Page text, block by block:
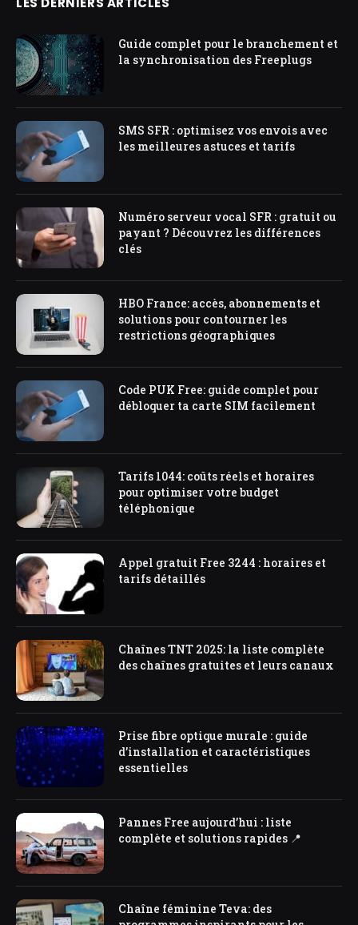
Guide complet pour le branchement et
la synchronisation des Freeplugs
SMS SFR : optimisez vos envois avec
les meilleures astuces et tarifs
Numéro serveur vocal SFR : gratuit ou
payant ? Découvrez les différences
clés
HBO France: accès, abonnements et
solutions pour contourner les
restrictions géographiques
Code PUK Free: guide complet pour
débloquer ta carte SIM facilement
Tarifs 1044: coûts réels et horaires
pour optimiser votre budget
téléphonique
Appel gratuit Free 3244 : horaires et
tarifs détaillés
Chaînes TNT 2025: la liste complète
des chaînes gratuites et leurs canaux
Prise fibre optique murale : guide
d’installation et caractéristiques
essentielles
Pannes Free aujourd’hui : liste
complète et solutions rapides 📍
Chaîne féminine Teva: des